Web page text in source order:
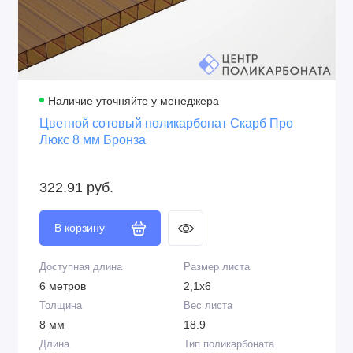
60 микрон
Крепление
На термошайбы
развёрнутом виде
Наличие уточняйте у менеджера
Цветной сотовый поликарбонат Скарб Про
Люкс 8 мм Бронза
322.91 руб.
В корзину
Доступная длина
6 метров
Размер листа
2,1х6
Толщина
8 мм
Вес листа
18.9
Длина Тип поликарбоната